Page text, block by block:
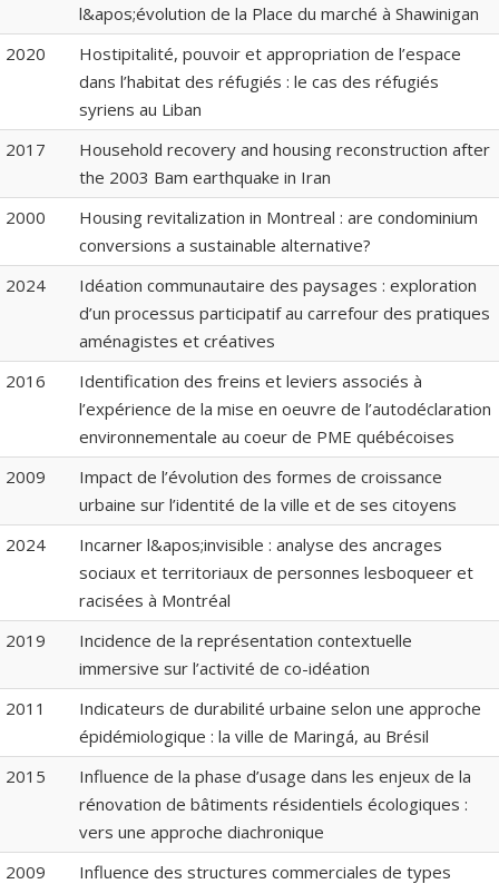
l&apos;évolution de la Place du marché à Shawinigan
2020
Hostipitalité, pouvoir et appropriation de l’espace
dans l’habitat des réfugiés : le cas des réfugiés
syriens au Liban
2017
Household recovery and housing reconstruction after
the 2003 Bam earthquake in Iran
2000
Housing revitalization in Montreal : are condominium
conversions a sustainable alternative?
2024
Idéation communautaire des paysages : exploration
d’un processus participatif au carrefour des pratiques
aménagistes et créatives
2016
Identification des freins et leviers associés à
l’expérience de la mise en oeuvre de l’autodéclaration
environnementale au coeur de PME québécoises
2009
Impact de l’évolution des formes de croissance
urbaine sur l’identité de la ville et de ses citoyens
2024
Incarner l&apos;invisible : analyse des ancrages
sociaux et territoriaux de personnes lesboqueer et
racisées à Montréal
2019
Incidence de la représentation contextuelle
immersive sur l’activité de co-idéation
2011
Indicateurs de durabilité urbaine selon une approche
épidémiologique : la ville de Maringá, au Brésil
2015
Influence de la phase d’usage dans les enjeux de la
rénovation de bâtiments résidentiels écologiques :
vers une approche diachronique
2009
Influence des structures commerciales de types